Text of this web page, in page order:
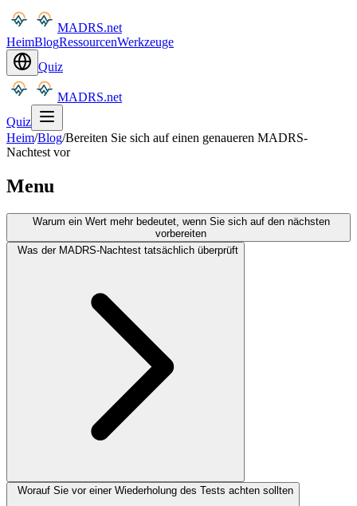
MADRS.net
HeimBlogRessourcenWerkzeuge
Quiz
MADRS.net
Quiz
Heim/Blog/Bereiten Sie sich auf einen genaueren MADRS-
Nachtest vor
Menu
Warum ein Wert mehr bedeutet, wenn Sie sich auf den nächsten
vorbereiten
Was der MADRS-Nachtest tatsächlich überprüft
Worauf Sie vor einer Wiederholung des Tests achten sollten